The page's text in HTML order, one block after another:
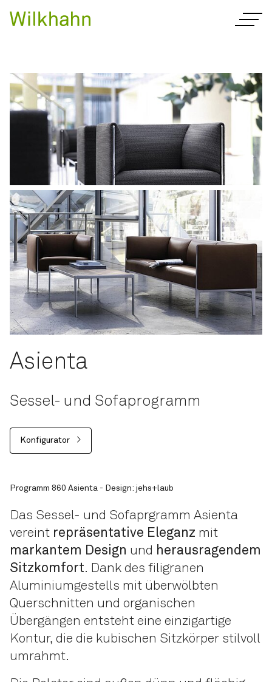
Asienta
Sessel- und Sofaprogramm
Konfigurator
Programm 860 Asienta - Design: jehs+laub
Das Sessel- und Sofaprgramm Asienta
vereint repräsentative Eleganz mit
markantem Design und herausragendem
Sitzkomfort. Dank des filigranen
Aluminiumgestells mit überwölbten
Querschnitten und organischen
Übergängen entsteht eine einzigartige
Kontur, die die kubischen Sitzkörper stilvoll
umrahmt.